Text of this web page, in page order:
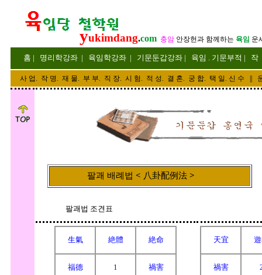
yukimdang.com 충암 안장헌과 함께하는 육임 운
홈 | 명리 학강좌 | 육임학강좌 | 기문둔갑강좌 | 육임 . 기문부적 | 작
사 업 . 작 명. 재 물. 부 부. 직 장. 시 험. 적 성. 결 혼. 궁 합. 택 일. 신 수
팔괘 배례법 < 八卦配例法 >
팔괘법 조견표
生氣 絶體 絶命
福德 1 禍害
天宜
禍害